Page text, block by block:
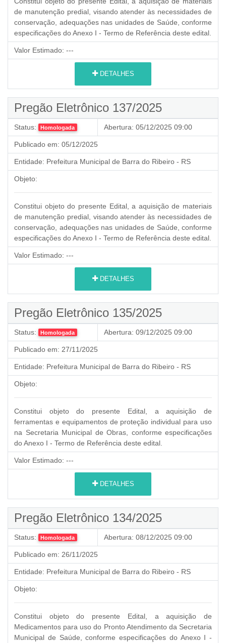
de manutenção predial, visando atender às necessidades de
conservação, adequações nas unidades de Saúde, conforme
especificações do Anexo I - Termo de Referência deste edital.
Valor Estimado: ---
DETALHES
Pregão Eletrônico 137/2025
Status: Homologada Abertura: 05/12/2025 09:00
Publicado em: 05/12/2025
Entidade: Prefeitura Municipal de Barra do Ribeiro - RS
Objeto:
Constitui objeto do presente Edital, a aquisição de materiais
de manutenção predial, visando atender às necessidades de
conservação, adequações nas unidades de Saúde, conforme
especificações do Anexo I - Termo de Referência deste edital.
Valor Estimado: ---
DETALHES
Pregão Eletrônico 135/2025
Status: Homologada Abertura: 09/12/2025 09:00
Publicado em: 27/11/2025
Entidade: Prefeitura Municipal de Barra do Ribeiro - RS
Objeto:
Constitui objeto do presente Edital, a aquisição de
ferramentas e equipamentos de proteção individual para uso
na Secretaria Municipal de Obras, conforme especificações
do Anexo I - Termo de Referência deste edital.
Valor Estimado: ---
DETALHES
Pregão Eletrônico 134/2025
Status: Homologada Abertura: 08/12/2025 09:00
Publicado em: 26/11/2025
Entidade: Prefeitura Municipal de Barra do Ribeiro - RS
Objeto:
Constitui objeto do presente Edital, a aquisição de
Medicamentos para uso do Pronto Atendimento da Secretaria
Municipal de Saúde, conforme especificações do Anexo I -